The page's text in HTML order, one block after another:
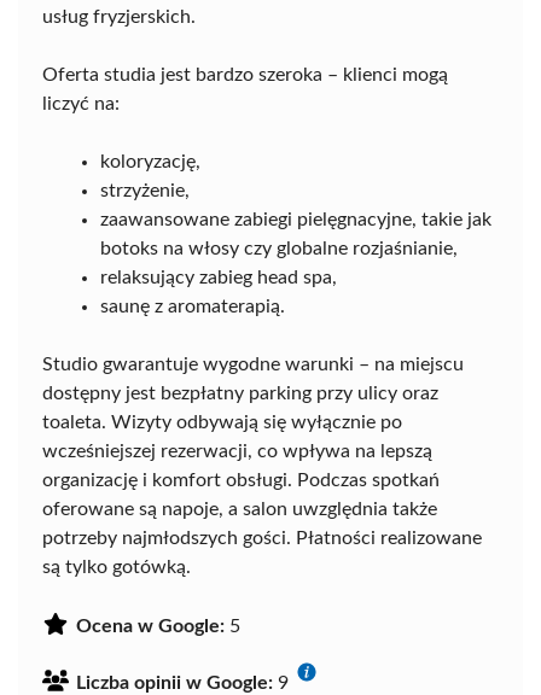
usług fryzjerskich.
Oferta studia jest bardzo szeroka – klienci mogą
liczyć na:
koloryzację,
strzyżenie,
zaawansowane zabiegi pielęgnacyjne, takie jak
botoks na włosy czy globalne rozjaśnianie,
relaksujący zabieg head spa,
saunę z aromaterapią.
Studio gwarantuje wygodne warunki – na miejscu
dostępny jest bezpłatny parking przy ulicy oraz
toaleta. Wizyty odbywają się wyłącznie po
wcześniejszej rezerwacji, co wpływa na lepszą
organizację i komfort obsługi. Podczas spotkań
oferowane są napoje, a salon uwzględnia także
potrzeby najmłodszych gości. Płatności realizowane
są tylko gotówką.
Ocena w Google: 5
Liczba opinii w Google: 9